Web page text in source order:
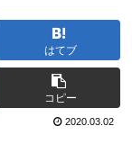
はてブ
コピー
2020.03.02